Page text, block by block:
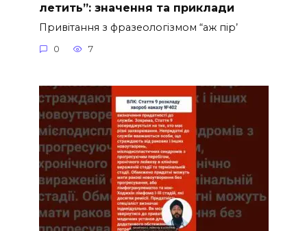
летить”: значення та приклади
Привітання з фразеологізмом “аж пір’
0 7